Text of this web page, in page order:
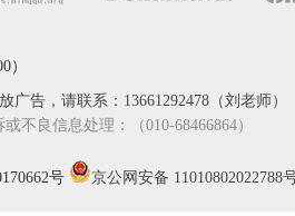
）
广告，请联系：13661292478（刘老师）
不良信息处理：（010-68466864）
号 京公网安备 11010802022788